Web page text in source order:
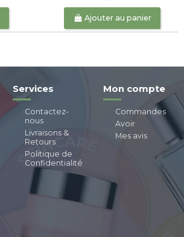
Ajouter au panier
Services
Contactez-
nous
Livraisons &
Retours
Politique de
Confidentialité
Mon compte
Commandes
Avoir
Mes avis